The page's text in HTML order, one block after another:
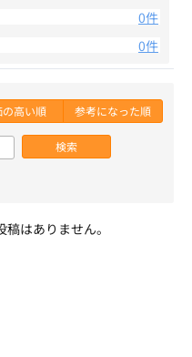
0件
0件
高い順 参考になった順
検索
はありません。